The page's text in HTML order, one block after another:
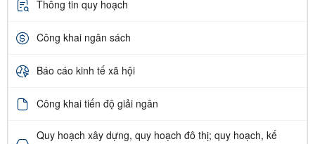
Thông tin quy hoạch
Công khai ngân sách
Báo cáo kinh tế xã hội
Công khai tiến độ giải ngân
Quy hoạch xây dựng, quy hoạch đô thị; quy hoạch, kế